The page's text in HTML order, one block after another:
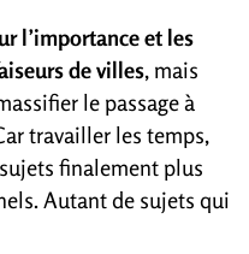
l’importance et les
de villes, mais
le passage à
travailler les temps,
finalement plus
Autant de sujets qui